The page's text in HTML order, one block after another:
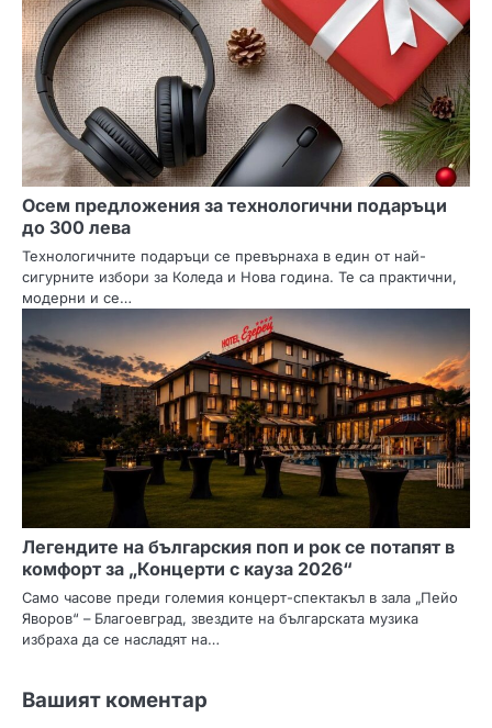
я
Осем предложения за технологични подаръци
до 300 лева
Технологичните подаръци се превърнаха в един от най-
сигурните избори за Коледа и Нова година. Те са практични,
модерни и се…
Легендите на българския поп и рок се потапят в
комфорт за „Концерти с кауза 2026“
Само часове преди големия концерт-спектакъл в зала „Пейо
Яворов“ – Благоевград, звездите на българската музика
избраха да се насладят на…
Вашият коментар